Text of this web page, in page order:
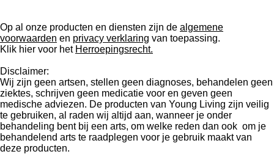
Op al onze producten en diensten zijn de algemene
voorwaarden en privacy verklaring van toepassing.
Klik hier voor het Herroepingsrecht.
Disclaimer:
Wij zijn geen artsen, stellen geen diagnoses, behandelen geen
ziektes, schrijven geen medicatie voor en geven geen
medische adviezen. De producten van Young Living zijn veilig
te gebruiken, al raden wij altijd aan, wanneer je onder
behandeling bent bij een arts, om welke reden dan ook om je
behandelend arts te raadplegen voor je gebruik maakt van
deze producten.